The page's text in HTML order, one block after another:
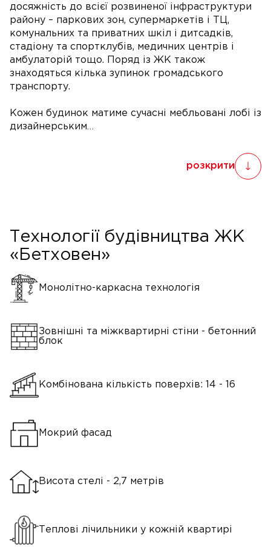
досяжність до всієї розвиненої інфраструктури
району – паркових зон, супермаркетів і ТЦ,
комунальних та приватних шкіл і дитсадків,
стадіону та спортклубів, медичних центрів і
амбулаторій тощо. Поряд із ЖК також
знаходяться кілька зупинок громадського
транспорту.
Кожен будинок матиме сучасні мебльовані лобі із
дизайнерським…
розкрити
Технології будівництва ЖК
«Бетховен»
Монолітно-каркасна технологія
Зовнішні та міжквартирні стіни - бетонний
блок
Комбінована кількість поверхів: 14 - 16
Мокрий фасад
Висота стелі - 2,7 метрів
Теплові лічильники у кожній квартирі